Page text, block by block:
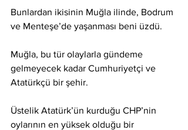
Bunlardan ikisinin Muğla ilinde, Bodrum
ve Menteşe’de yaşanması beni üzdü.
Muğla, bu tür olaylarla gündeme
gelmeyecek kadar Cumhuriyetçi ve
Atatürkçü bir şehir.
Üstelik Atatürk’ün kurduğu CHP’nin
oylarının en yüksek olduğu bir